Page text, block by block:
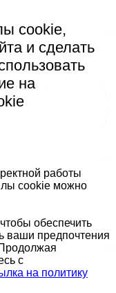
cookie,
и сделать
на
работы
cookie можно
обеспечить
ваши предпочтения
с
на политику